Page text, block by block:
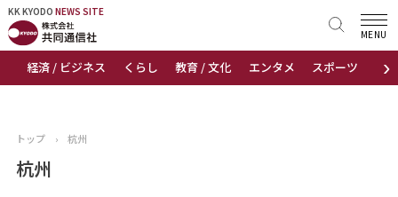
KK KYODO NEWS SITE
›
経済 / ビジネス くらし 教育 / 文化 エンタメ スポーツ 地域
MENU
KK KYODONEWS SITE
トップページ
ニュース
トップ › 杭州
杭州